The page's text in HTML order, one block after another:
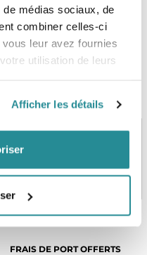
médias sociaux, de
combiner celles-ci
leur avez fournies
utilisation de leurs
Afficher les détails
STOCK EN TEMPS RÉEL
Plus de 5000 produits en stock
FRAIS DE PORT OFFERTS